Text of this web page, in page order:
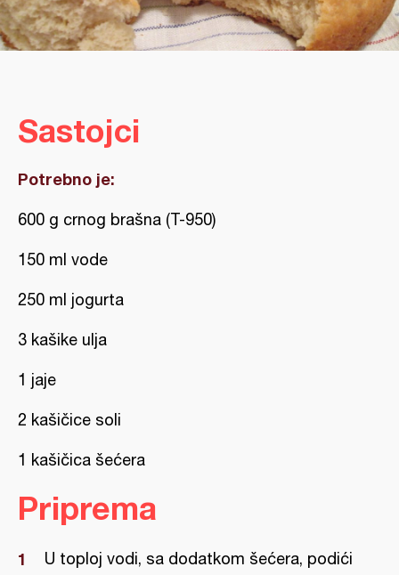
Sastojci
Potrebno je:
600 g crnog brašna (T-950)
150 ml vode
250 ml jogurta
3 kašike ulja
1 jaje
2 kašičice soli
1 kašičica šećera
Priprema
U toploj vodi, sa dodatkom šećera, podići